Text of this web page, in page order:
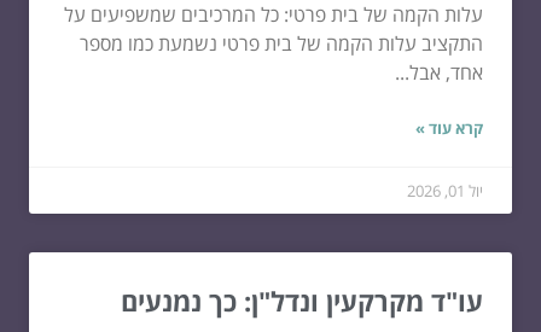
עלות הקמה של בית פרטי: כל המרכיבים שמשפיעים על
התקציב עלות הקמה של בית פרטי נשמעת כמו מספר
אחד, אבל...
קרא עוד »
יול 01, 2026
עו"ד מקרקעין ונדל"ן: כך נמנעים